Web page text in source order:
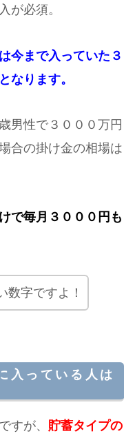
が必須。
今まで入っていた３
なります。
男性で３０００万円
合の掛け金の相場は
で毎月３０００円も
数字ですよ！
入っている人は
すが、 貯蓄タイプの